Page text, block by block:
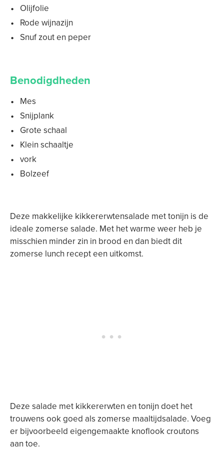
Olijfolie
Rode wijnazijn
Snuf zout en peper
Benodigdheden
Mes
Snijplank
Grote schaal
Klein schaaltje
vork
Bolzeef
Deze makkelijke kikkererwtensalade met tonijn is de
ideale zomerse salade. Met het warme weer heb je
misschien minder zin in brood en dan biedt dit
zomerse lunch recept een uitkomst.
Deze salade met kikkererwten en tonijn doet het
trouwens ook goed als zomerse maaltijdsalade. Voeg
er bijvoorbeeld eigengemaakte knoflook croutons
aan toe.